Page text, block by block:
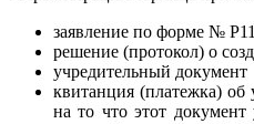
заявление по форме №
решение (протокол) о
учредительный документ
квитанция (платежка)
на то что этот документ